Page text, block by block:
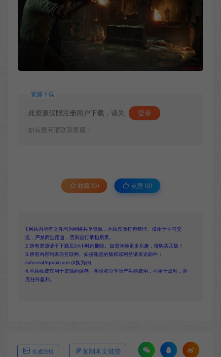
资源下载
此资源仅限注册用户下载，请先 登录
如有疑问请联系客服！
收藏 (0) 点赞 (0)
1.网站内所有文件均为网络共享资源，本站仅做打包整理。仅用于学习交
流，严禁商业用途，否则自行承担后果。
2.所有资源请于下载后24小时内删除。如需体验更多乐趣，请购买正版！
3.所有内容均来自互联网。如侵犯您的版权或利益请发送邮件：
cvformat#gmail.com (#换为@)
4.本站收费仅用于资源的保存、备份和分享所产生的费用，不用于盈利，亦
无任何盈利。
生成海报 复制本文链接